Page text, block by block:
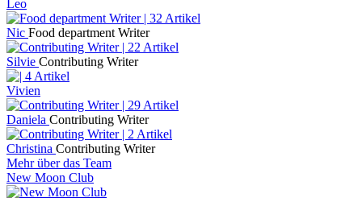
Leo
Nic Food department Writer
Silvie Contributing Writer
Vivien
Daniela Contributing Writer
Christina Contributing Writer
Mehr über das Team
New Moon Club